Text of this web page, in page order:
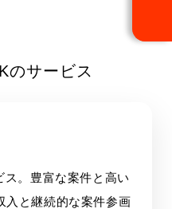
のサービス
。豊富な案件と高い
入と継続的な案件参画